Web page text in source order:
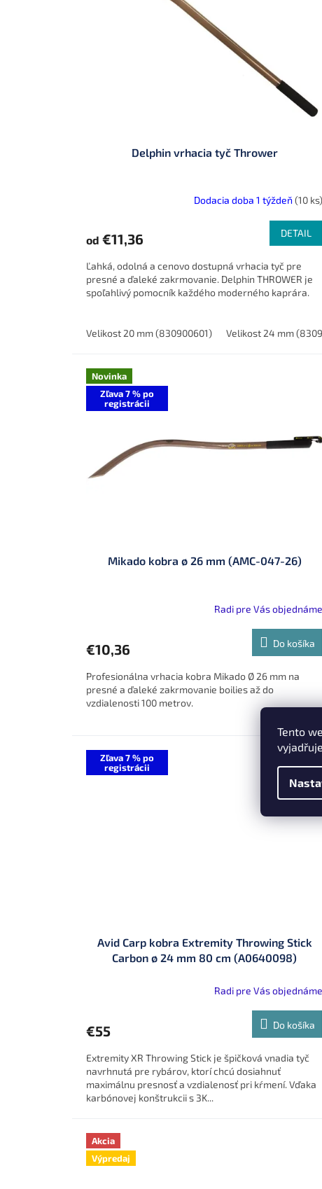
Tento
Delphin vrhacia tyč Thrower
Dodacia doba 1 týždeň(10 ks)
od €11,36 DETAIL
Ľahká, odolná a cenovo dostupná vrhacia tyč pre
presné a ďaleké zakrmovanie. Delphin THROWER je
spoľahlivý pomocník každého moderného kaprára.
Velikost 20 mm (830900601) Velikost 24 mm
Novinka
Zľava 7 % po
registrácii
Mikado kobra ø 26 mm (AMC-047-26)
Radi pre Vás objednáme
€10,36 Do košíka
Profesionálna vrhacia kobra Mikado Ø 26 mm na
presné a ďaleké zakrmovanie boilies až do
vzdialenosti 100 metrov.
Zľava 7 % po
registrácii
Avid Carp kobra Extremity Throwing Stick
Carbon ø 24 mm 80 cm (A0640098)
Radi pre Vás objednáme
€55 Do košíka
Extremity XR Throwing Stick je špičková vnadia tyč
navrhnutá pre rybárov, ktorí chcú dosiahnuť
maximálnu presnosť a vzdialenosť pri kŕmení. Vďaka
karbónovej konštrukcii s 3K...
Akcia
Výpredaj